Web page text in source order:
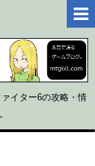
イター6の攻略・情